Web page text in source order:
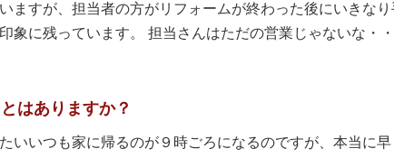
ますが、担当者の方がリフォームが終わった後にいきな
象に残っています。 担当さんはただの営業じゃないな
はありますか？
いいつも家に帰るのが９時ごろになるのですが、本当に